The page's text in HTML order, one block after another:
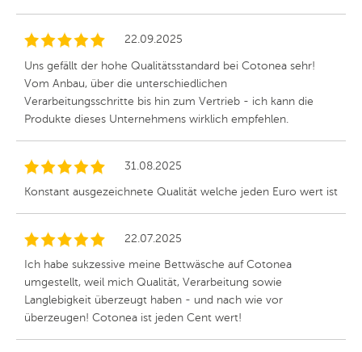
22.09.2025
Uns gefällt der hohe Qualitätsstandard bei Cotonea sehr!
Vom Anbau, über die unterschiedlichen
Verarbeitungsschritte bis hin zum Vertrieb - ich kann die
Produkte dieses Unternehmens wirklich empfehlen.
31.08.2025
Konstant ausgezeichnete Qualität welche jeden Euro wert ist
22.07.2025
Ich habe sukzessive meine Bettwäsche auf Cotonea
umgestellt, weil mich Qualität, Verarbeitung sowie
Langlebigkeit überzeugt haben - und nach wie vor
überzeugen! Cotonea ist jeden Cent wert!